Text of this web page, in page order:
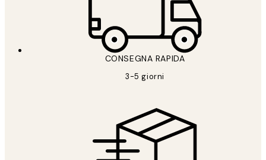
CONSEGNA RAPIDA
3-5 giorni